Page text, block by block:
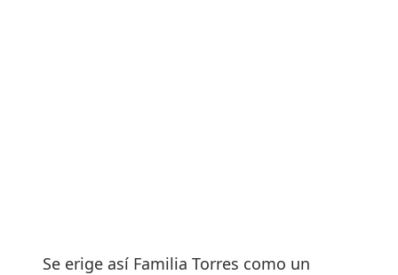
Se erige así Familia Torres como un